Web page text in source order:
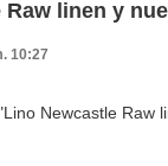
Raw linen y
10:27